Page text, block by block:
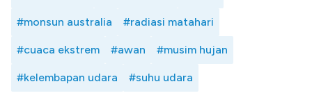
#monsun australia #radiasi matahari
#cuaca ekstrem #awan #musim hujan
#kelembapan udara #suhu udara